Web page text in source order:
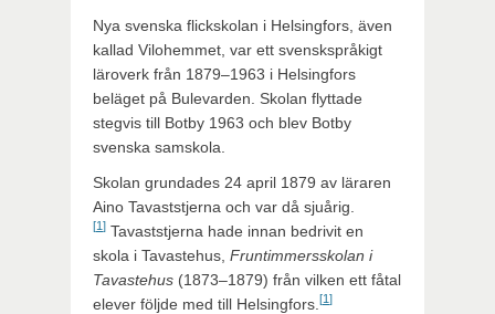
Nya svenska flickskolan i Helsingfors, även
kallad Vilohemmet, var ett svenskspråkigt
läroverk från 1879–1963 i Helsingfors
beläget på Bulevarden. Skolan flyttade
stegvis till Botby 1963 och blev Botby
svenska samskola.
Skolan grundades 24 april 1879 av läraren
Aino Tavaststjerna och var då sjuårig.
[1] Tavaststjerna hade innan bedrivit en
skola i Tavastehus, Fruntimmersskolan i
Tavastehus (1873–1879) från vilken ett fåtal
elever följde med till Helsingfors. [1]